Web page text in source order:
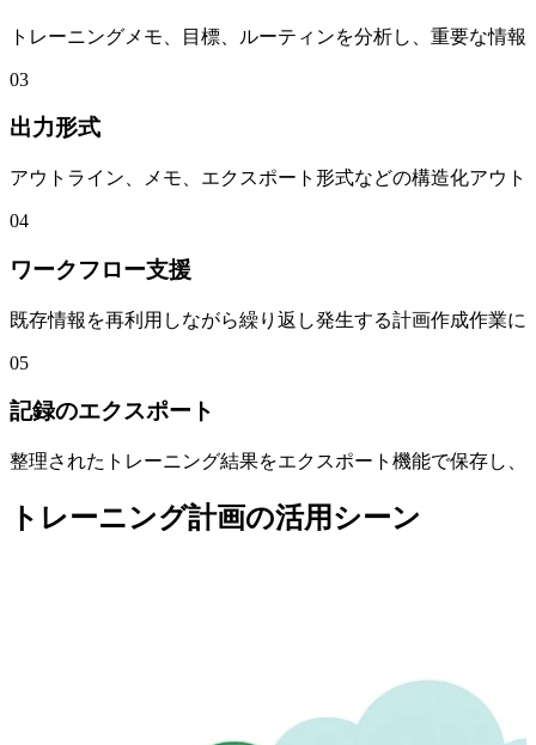
トレーニングメモ、目標、ルーティンを分析し、重要な情
03
出力形式
アウトライン、メモ、エクスポート形式などの構造化アウ
04
ワークフロー支援
既存情報を再利用しながら繰り返し発生する計画作成作業
05
記録のエクスポート
整理されたトレーニング結果をエクスポート機能で保存し
トレーニング計画の活用シーン